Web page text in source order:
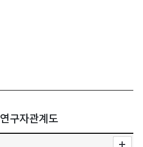
연구자관계도